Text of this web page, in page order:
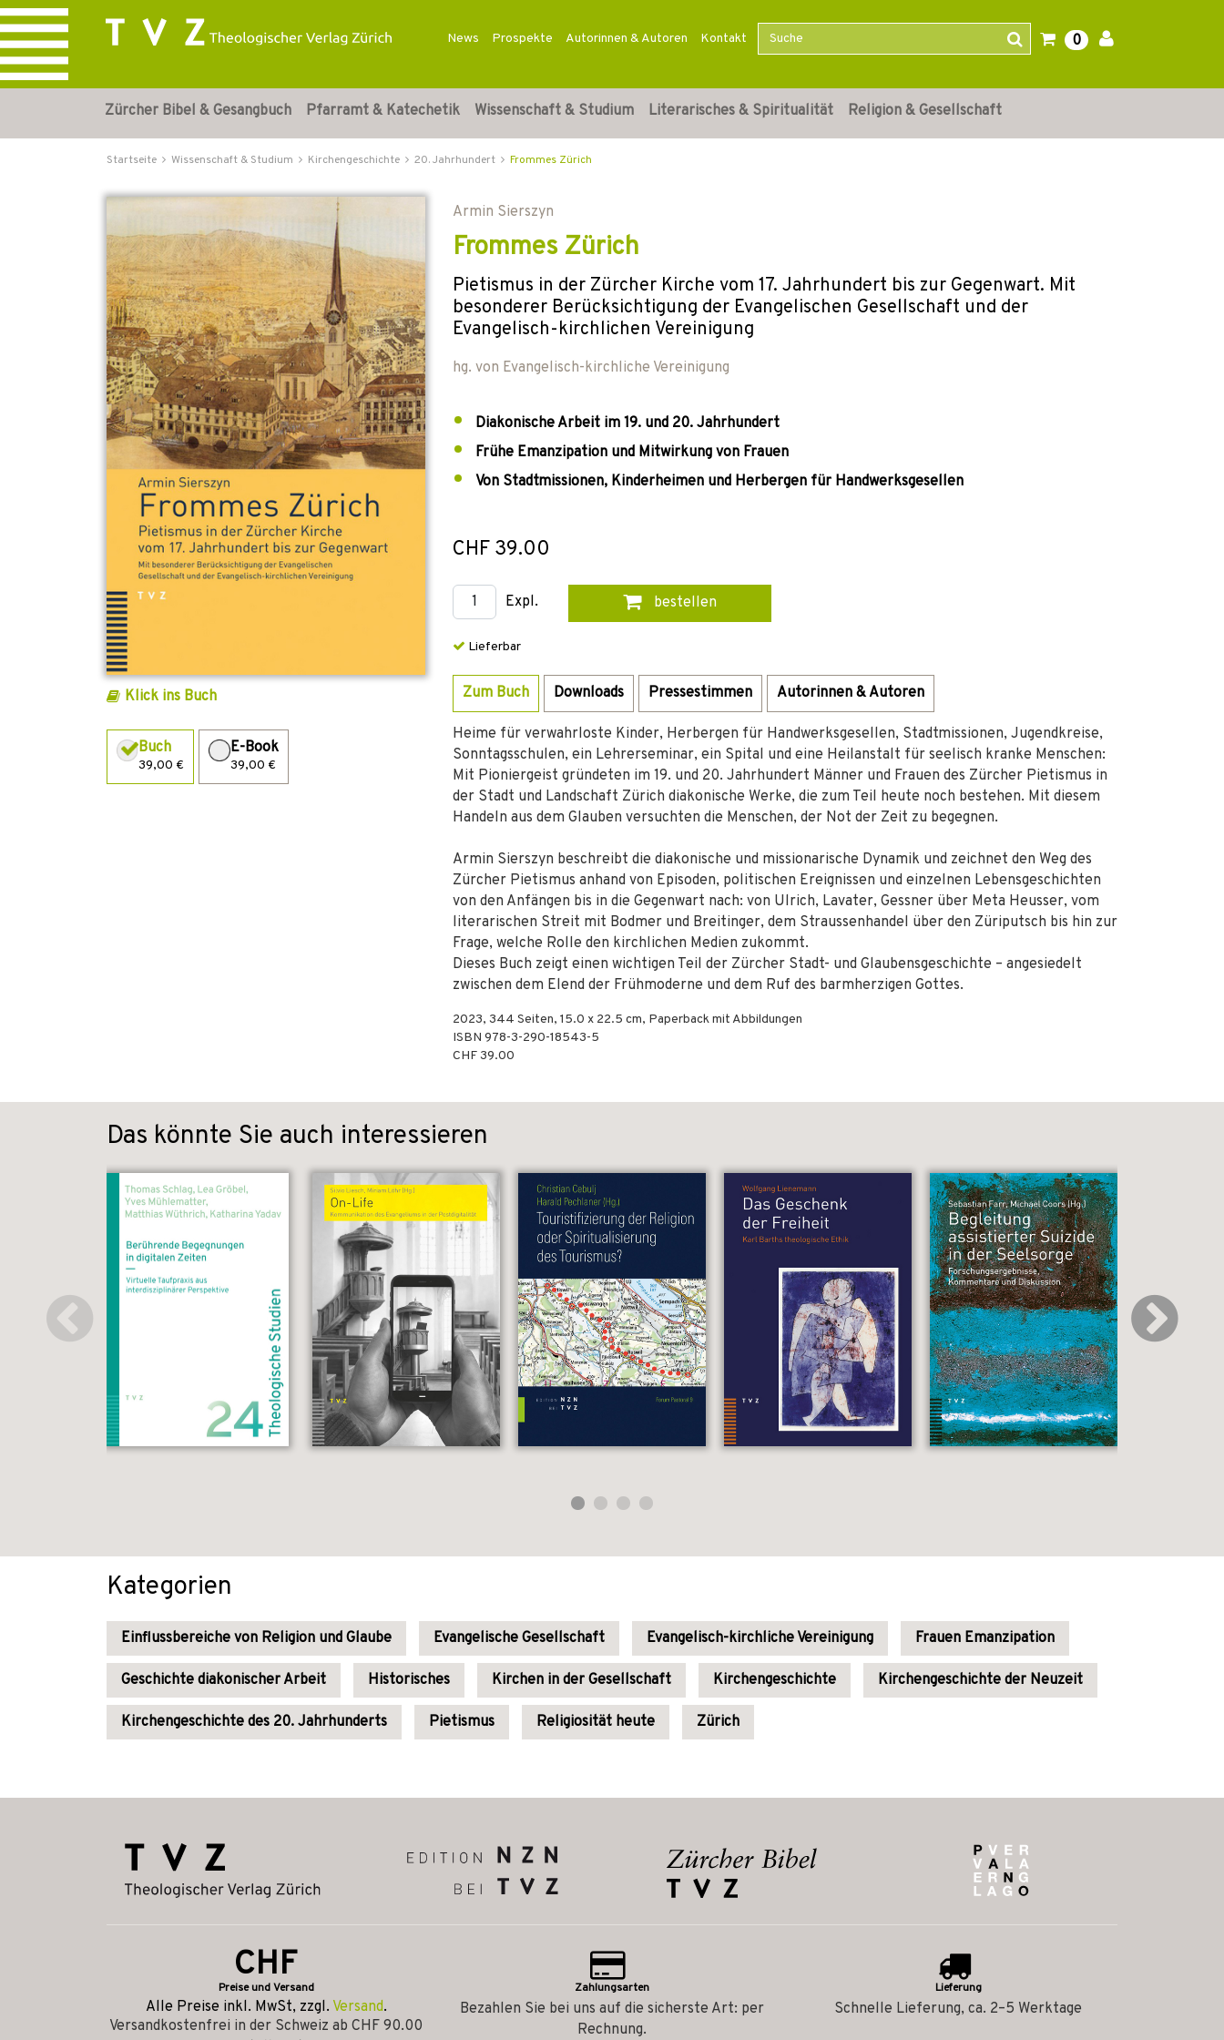
News Prospekte Autorinnen & Autoren Kontakt 0
Zürcher Bibel & Gesangbuch Pfarramt & Katechetik Wissenschaft & Studium Literarisches & Spiritualität Religion & Gesellschaft
Startseite Wissenschaft & Studium Kirchengeschichte 20. Jahrhundert Frommes Zürich
Klick ins Buch
Buch
39,00 €
E-Book
39,00 €
Armin Sierszyn
Frommes Zürich
Pietismus in der Zürcher Kirche vom 17. Jahrhundert bis zur Gegenwart. Mit
besonderer Berücksichtigung der Evangelischen Gesellschaft und der
Evangelisch-kirchlichen Vereinigung
hg. von Evangelisch-kirchliche Vereinigung
Diakonische Arbeit im 19. und 20. Jahrhundert
Frühe Emanzipation und Mitwirkung von Frauen
Von Stadtmissionen, Kinderheimen und Herbergen für Handwerksgesellen
CHF 39.00
Expl. bestellen
Lieferbar
Zum Buch Downloads Pressestimmen Autorinnen & Autoren
Heime für verwahrloste Kinder, Herbergen für Handwerksgesellen, Stadtmissionen, Jugendkreise,
Sonntagsschulen, ein Lehrerseminar, ein Spital und eine Heilanstalt für seelisch kranke Menschen:
Mit Pioniergeist gründeten im 19. und 20. Jahrhundert Männer und Frauen des Zürcher Pietismus in
der Stadt und Landschaft Zürich diakonische Werke, die zum Teil heute noch bestehen. Mit diesem
Handeln aus dem Glauben versuchten die Menschen, der Not der Zeit zu begegnen.
Armin Sierszyn beschreibt die diakonische und missionarische Dynamik und zeichnet den Weg des
Zürcher Pietismus anhand von Episoden, politischen Ereignissen und einzelnen Lebensgeschichten
von den Anfängen bis in die Gegenwart nach: von Ulrich, Lavater, Gessner über Meta Heusser, vom
literarischen Streit mit Bodmer und Breitinger, dem Straussenhandel über den Züriputsch bis hin zur
Frage, welche Rolle den kirchlichen Medien zukommt.
Dieses Buch zeigt einen wichtigen Teil der Zürcher Stadt- und Glaubensgeschichte – angesiedelt
zwischen dem Elend der Frühmoderne und dem Ruf des barmherzigen Gottes.
2023, 344 Seiten, 15.0 x 22.5 cm, Paperback mit Abbildungen
ISBN 978-3-290-18543-5
CHF 39.00
Das könnte Sie auch interessieren
Kategorien
Einflussbereiche von Religion und Glaube Evangelische Gesellschaft Evangelisch-kirchliche Vereinigung Frauen Emanzipation
Geschichte diakonischer Arbeit Historisches Kirchen in der Gesellschaft Kirchengeschichte Kirchengeschichte der Neuzeit
Kirchengeschichte des 20. Jahrhunderts Pietismus Religiosität heute Zürich
CHF
Preise und Versand
Alle Preise inkl. MwSt, zzgl. Versand.
Versandkostenfrei in der Schweiz ab CHF 90.00
Zahlungsarten
Bezahlen Sie bei uns auf die sicherste Art: per
Rechnung.
Lieferung
Schnelle Lieferung, ca. 2–5 Werktage